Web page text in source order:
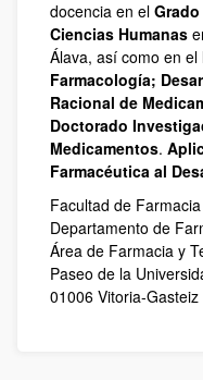
docencia en el
Ciencias Humanas
Álava, así como en el
Farmacología;
Racional de
Doctorado
Medicamentos.
Farmacéutica al
Facultad de Farmacia
Departamento de
Área de Farmacia y
Paseo de la
01006 Vitoria-Gasteiz